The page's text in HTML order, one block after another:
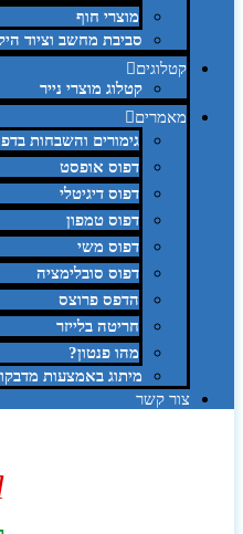
מוצרי חוף
סביבת מחשב וציוד היקפי
קטלוגים
קטלוג מוצרי נייר
מאמרים
גימורים והשבחות בדפוס
דפוס אופסט
דפוס דיגיטלי
דפוס טמפון
דפוס משי
דפוס סובלימציה
הדפס פרוצס
חריטה בלייזר
מהו פנטון?
מיתוג באמצעות מדבקות
צור קשר